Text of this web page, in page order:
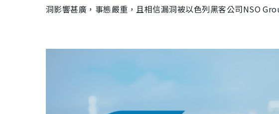
洞影響甚廣，事態嚴重，且相信漏洞被以色列黑客公司NSO